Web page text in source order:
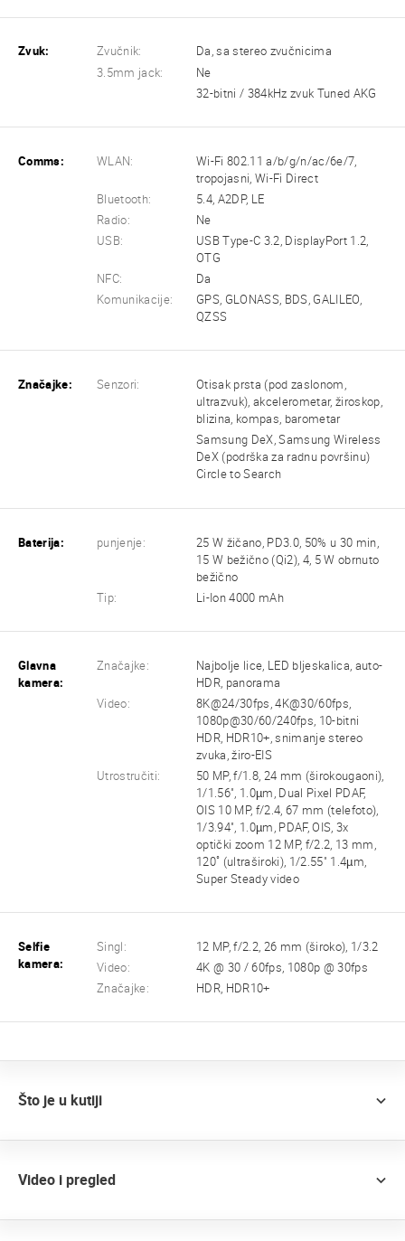
Zvuk: Zvučnik:
Da, sa stereo zvučnicima
3.5mm jack:
Ne
32-bitni / 384kHz zvuk Tuned AKG
Comms: WLAN:
Wi-Fi 802.11 a/b/g/n/ac/6e/7,
tropojasni, Wi-Fi Direct
Bluetooth:
5.4, A2DP, LE
Radio:
Ne
USB:
USB Type-C 3.2, DisplayPort 1.2,
OTG
NFC:
Da
Komunikacije:
GPS, GLONASS, BDS, GALILEO,
QZSS
Značajke: Senzori:
Otisak prsta (pod zaslonom,
ultrazvuk), akcelerometar, žiroskop,
blizina, kompas, barometar
Samsung DeX, Samsung Wireless
DeX (podrška za radnu površinu)
Circle to Search
Baterija: punjenje:
25 W žičano, PD3.0, 50% u 30 min,
15 W bežično (Qi2), 4, 5 W obrnuto
bežično
Tip:
Li-Ion 4000 mAh
Glavna
kamera:
Značajke:
Najbolje lice, LED bljeskalica, auto-
HDR, panorama
Video:
8K@24/30fps, 4K@30/60fps,
1080p@30/60/240fps, 10-bitni
HDR, HDR10+, snimanje stereo
zvuka, žiro-EIS
Utrostručiti:
50 MP, f/1.8, 24 mm (širokougaoni),
1/1.56", 1.0µm, Dual Pixel PDAF,
OIS 10 MP, f/2.4, 67 mm (telefoto),
1/3.94", 1.0µm, PDAF, OIS, 3x
optički zoom 12 MP, f/2.2, 13 mm,
120˚ (ultraširoki), 1/2.55" 1.4µm,
Super Steady video
Selfie
kamera:
Singl:
12 MP, f/2.2, 26 mm (široko), 1/3.2
Video:
4K @ 30 / 60fps, 1080p @ 30fps
Značajke:
HDR, HDR10+
Što je u kutiji
Video i pregled